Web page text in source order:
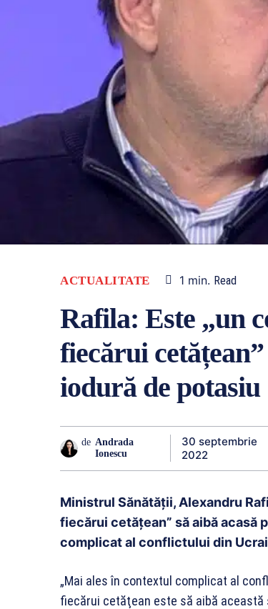
ACTUALITATE 1 min. Read
Rafila: Este „un
fiecărui
iodură de potasiu
de Andrada
Ionescu
30 septembrie
2022
Ministrul Sănătăţii, Alexandru
fiecărui cetățean” să aibă acasă
complicat al conflictului din
„Mai ales în contextul complicat al
fiecărui cetăţean este să aibă